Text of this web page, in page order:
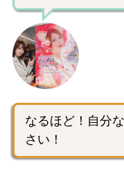
なるほど！自分
さい！